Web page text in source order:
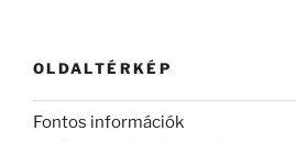
OLDALTÉRKÉP
Fontos információk